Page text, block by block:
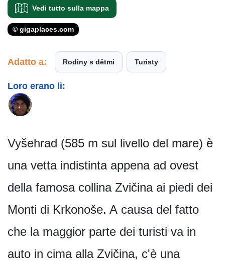
Vedi tutto sulla mappa
© gigaplaces.com
Adatto a: Rodiny s dětmi Turisty
Loro erano li:
Vyšehrad (585 m sul livello del mare) è
una vetta indistinta appena ad ovest
della famosa collina Zvičina ai piedi dei
Monti di Krkonoše. A causa del fatto
che la maggior parte dei turisti va in
auto in cima alla Zvičina, c'è una